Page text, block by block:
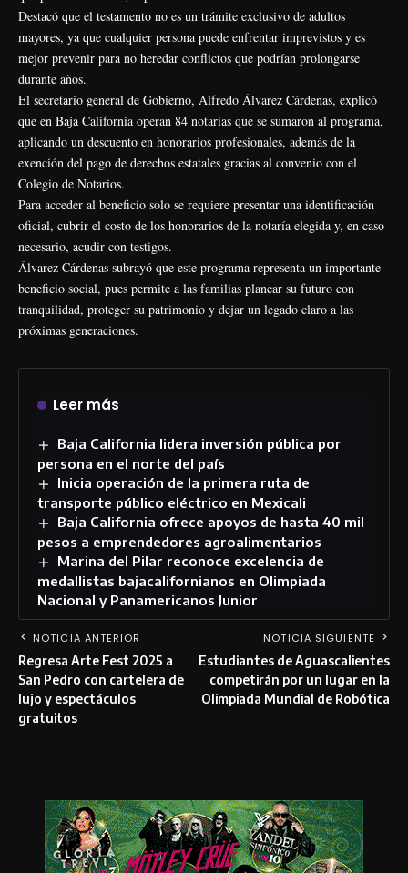
Destacó que el testamento no es un trámite exclusivo de adultos
mayores, ya que cualquier persona puede enfrentar imprevistos y es
mejor prevenir para no heredar conflictos que podrían prolongarse
durante años.
El secretario general de Gobierno, Alfredo Álvarez Cárdenas, explicó
que en Baja California operan 84 notarías que se sumaron al programa,
aplicando un descuento en honorarios profesionales, además de la
exención del pago de derechos estatales gracias al convenio con el
Colegio de Notarios.
Para acceder al beneficio solo se requiere presentar una identificación
oficial, cubrir el costo de los honorarios de la notaría elegida y, en caso
necesario, acudir con testigos.
Álvarez Cárdenas subrayó que este programa representa un importante
beneficio social, pues permite a las familias planear su futuro con
tranquilidad, proteger su patrimonio y dejar un legado claro a las
próximas generaciones.
Leer más
Baja California lidera inversión pública por
persona en el norte del país
Inicia operación de la primera ruta de
transporte público eléctrico en Mexicali
Baja California ofrece apoyos de hasta 40 mil
pesos a emprendedores agroalimentarios
Marina del Pilar reconoce excelencia de
medallistas bajacalifornianos en Olimpiada
Nacional y Panamericanos Junior
NOTICIA ANTERIOR
Regresa Arte Fest 2025 a
San Pedro con cartelera de
lujo y espectáculos
gratuitos
NOTICIA SIGUIENTE
Estudiantes de Aguascalientes
competirán por un lugar en la
Olimpiada Mundial de Robótica